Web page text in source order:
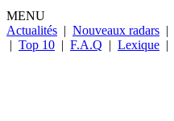
MENU
Actualités | Nouveaux radars |
| Top 10 | F.A.Q | Lexique |